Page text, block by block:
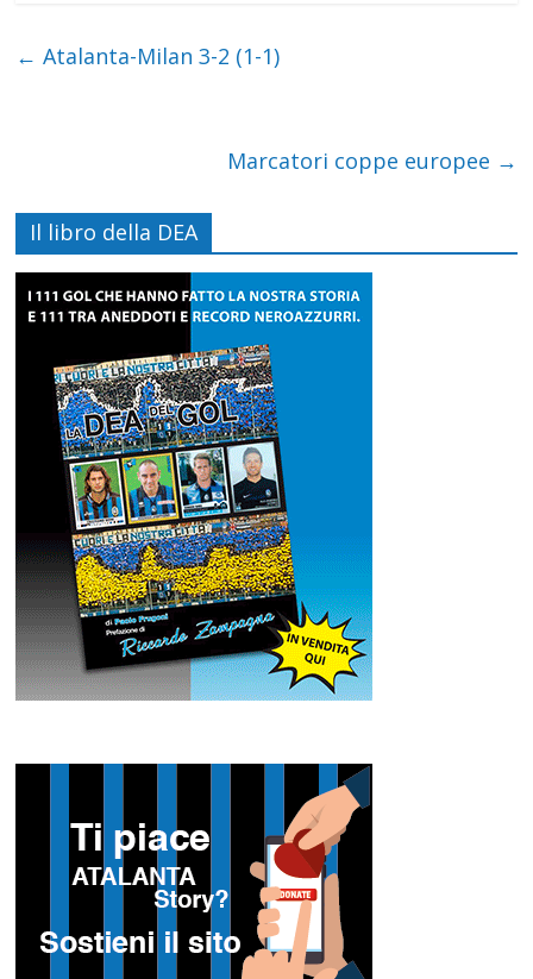
← Atalanta-Milan 3-2 (1-1)
Marcatori coppe europee →
Il libro della DEA